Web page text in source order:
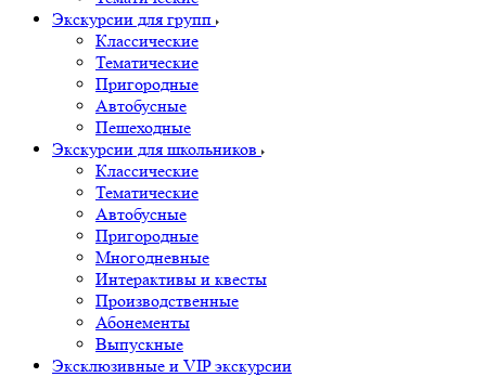
Экскурсии для групп
Классические
Тематические
Пригородные
Автобусные
Пешеходные
Экскурсии для школьников
Классические
Тематические
Автобусные
Пригородные
Многодневные
Интерактивы и квесты
Производственные
Абонементы
Выпускные
Эксклюзивные и VIP экскурсии